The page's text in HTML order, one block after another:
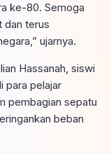
ke-80. Semoga
dan terus
ujarnya.
Hassanah, siswi
para pelajar
pembagian sepatu
beban